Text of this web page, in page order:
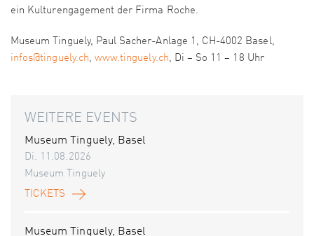
ein Kulturengagement der Firma Roche.
Museum Tinguely, Paul Sacher-Anlage 1, CH-4002 Basel,
infos@tinguely.ch, www.tinguely.ch, Di – So 11 – 18 Uhr
WEITERE EVENTS
Museum Tinguely, Basel
Di. 11.08.2026
Museum Tinguely
TICKETS
Museum Tinguely, Basel